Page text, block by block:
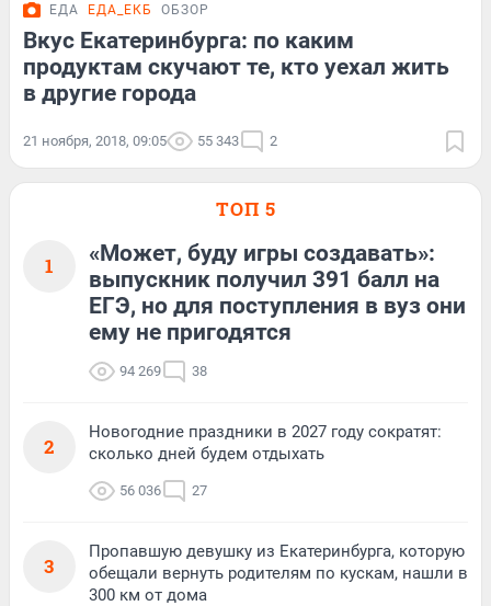
ЕДА ЕДА_ЕКБ ОБЗОР
Вкус Екатеринбурга: по каким
продуктам скучают те, кто уехал жить
в другие города
21 ноября, 2018, 09:05 55 343 2
ТОП 5
1
«Может, буду игры создавать»:
выпускник получил 391 балл на
ЕГЭ, но для поступления в вуз они
ему не пригодятся
94 269 38
2
Новогодние праздники в 2027 году сократят:
сколько дней будем отдыхать
56 036 27
3
Пропавшую девушку из Екатеринбурга, которую
обещали вернуть родителям по кускам, нашли в
300 км от дома